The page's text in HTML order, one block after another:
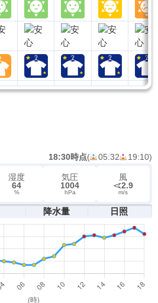
18:30時点( 05:32 19:10)
湿度
64
%
気圧
1004
hPa
風
2.9
m/s
降水量 日照